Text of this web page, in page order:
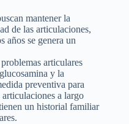
mantener la
de las articulaciones,
años se genera un
articulares
y la
preventiva para
a largo
un historial familiar